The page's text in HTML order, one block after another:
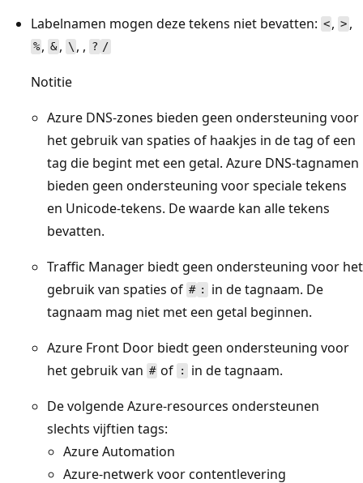
Labelnamen mogen deze tekens niet bevatten: < ,>,
% ,&, \ , , ? /
Notitie
Azure DNS-zones bieden geen ondersteuning voor
het gebruik van spaties of haakjes in de tag of een
tag die begint met een getal. Azure DNS-tagnamen
bieden geen ondersteuning voor speciale tekens
en Unicode-tekens. De waarde kan alle tekens
bevatten.
Traffic Manager biedt geen ondersteuning voor het
gebruik van spaties of # : in de tagnaam. De
tagnaam mag niet met een getal beginnen.
Azure Front Door biedt geen ondersteuning voor
het gebruik van # of : in de tagnaam.
De volgende Azure-resources ondersteunen
slechts vijftien tags:
Azure Automation
Azure-netwerk voor contentlevering